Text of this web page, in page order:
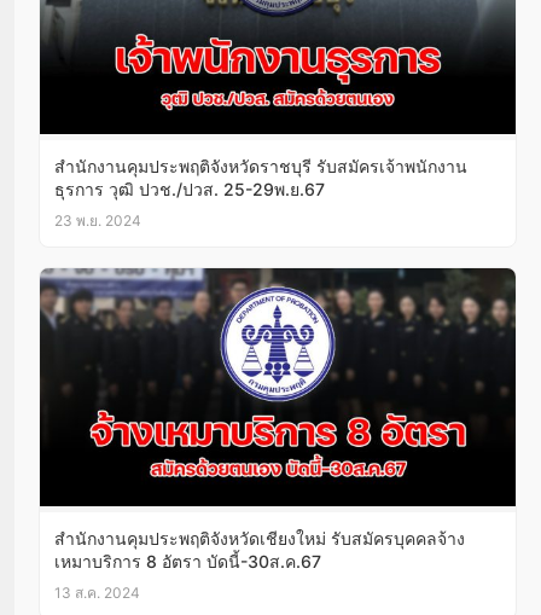
สํานักงานคุมประพฤติจังหวัดราชบุรี รับสมัครเจ้าพนักงาน
ธุรการ วุฒิ ปวช./ปวส. 25-29พ.ย.67
23 พ.ย. 2024
สำนักงานคุมประพฤติจังหวัดเชียงใหม่ รับสมัครบุคคลจ้าง
เหมาบริการ 8 อัตรา บัดนี้-30ส.ค.67
13 ส.ค. 2024